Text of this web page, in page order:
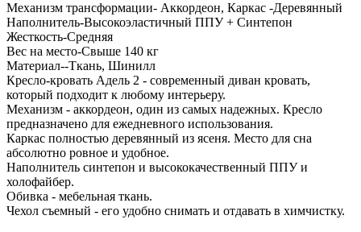
Механизм трансформации- Аккордеон, Каркас -Деревянный
Наполнитель-Высокоэластичный ППУ + Синтепон
Жесткость-Средняя
Вес на место-Свыше 140 кг
Материал--Ткань, Шинилл
Кресло-кровать Адель 2 - современный диван кровать,
который подходит к любому интерьеру.
Механизм - аккордеон, один из самых надежных. Кресло
предназначено для ежедневного использования.
Каркас полностью деревянный из ясеня. Место для сна
абсолютно ровное и удобное.
Наполнитель синтепон и высококачественный ППУ и
холофайбер.
Обивка - мебельная ткань.
Чехол съемный - его удобно снимать и отдавать в химчистку.